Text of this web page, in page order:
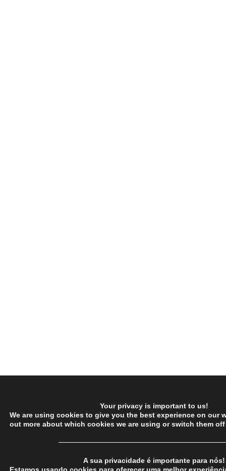
Your privacy is important to us!
We are using cookies to give you the best experience on our
out more about which cookies we are using or switch them
A sua privacidade é importante para nós!